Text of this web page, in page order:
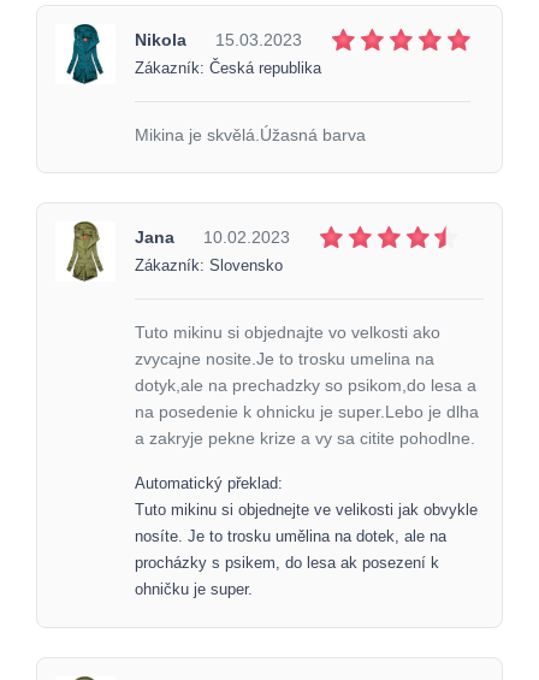
Nikola 15.03.2023
Zákazník: Česká republika
Mikina je skvělá.Úžasná barva
Jana 10.02.2023
Zákazník: Slovensko
Tuto mikinu si objednajte vo velkosti ako
zvycajne nosite.Je to trosku umelina na
dotyk,ale na prechadzky so psikom,do lesa a
na posedenie k ohnicku je super.Lebo je dlha
a zakryje pekne krize a vy sa citite pohodlne.
Automatický překlad:
Tuto mikinu si objednejte ve velikosti jak obvykle
nosíte. Je to trosku umělina na dotek, ale na
procházky s psikem, do lesa ak posezení k
ohničku je super.